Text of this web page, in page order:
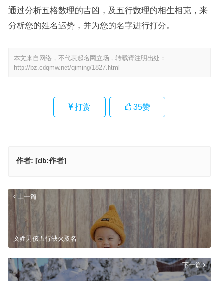
通过分析五格数理的吉凶，及五行数理的相生相克，来
分析您的姓名运势，并为您的名字进行打分。
本文来自网络，不代表起名网立场，转载请注明出处：
http://bz.cdqmw.net/qiming/1827.html
打赏 35赞
作者: [db:作者]
上一篇
文姓男孩五行缺火取名
下一篇